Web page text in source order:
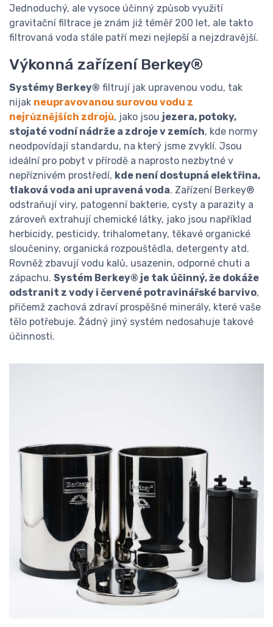
Jednoduchý, ale vysoce účinný způsob využití
gravitační filtrace je znám již téměř 200 let, ale takto
filtrovaná voda stále patří mezi nejlepší a nejzdravější.
Výkonná zařízení Berkey®
Systémy Berkey® filtrují jak upravenou vodu, tak
nijak neupravovanou surovou vodu z
nejrůznějších zdrojů, jako jsou jezera, potoky,
stojaté vodní nádrže a zdroje v zemích, kde normy
neodpovídají standardu, na který jsme zvyklí. Jsou
ideální pro pobyt v přírodě a naprosto nezbytné v
nepříznivém prostředí, kde není dostupná elektřina,
tlaková voda ani upravená voda. Zařízení Berkey®
odstraňují viry, patogenní bakterie, cysty a parazity a
zároveň extrahují chemické látky, jako jsou například
herbicidy, pesticidy, trihalometany, těkavé organické
sloučeniny, organická rozpouštědla, detergenty atd.
Rovněž zbavují vodu kalů, usazenin, odporné chuti a
zápachu. Systém Berkey® je tak účinný, že dokáže
odstranit z vody i červené potravinářské barvivo,
přičemž zachová zdraví prospěšné minerály, které vaše
tělo potřebuje. Žádný jiný systém nedosahuje takové
účinnosti.